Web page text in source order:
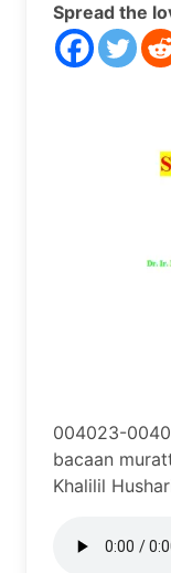
Spread the
004023-
bacaan
Khalilil